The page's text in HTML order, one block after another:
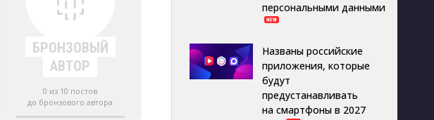
БРОНЗОВЫЙ
АВТОР
0 из 10 постов
до бронзового автора
персональными данными
Названы российские
приложения, которые
будут
предустанавливать
на смартфоны в 2027